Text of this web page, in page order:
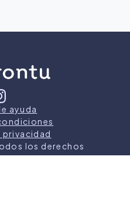
ayuda
los derechos